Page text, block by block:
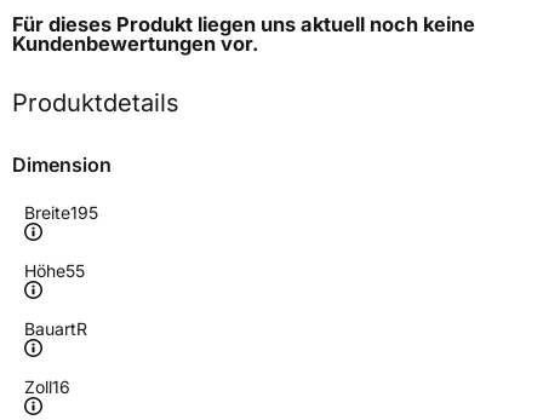
Für dieses Produkt liegen uns aktuell noch keine
Kundenbewertungen vor.
Produktdetails
Dimension
Breite195
Höhe55
BauartR
Zoll16